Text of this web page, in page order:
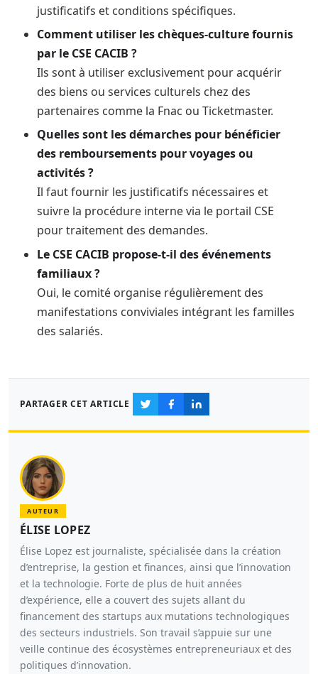
justificatifs et conditions spécifiques.
Comment utiliser les chèques-culture fournis
par le CSE CACIB ?
Ils sont à utiliser exclusivement pour acquérir
des biens ou services culturels chez des
partenaires comme la Fnac ou Ticketmaster.
Quelles sont les démarches pour bénéficier
des remboursements pour voyages ou
activités ?
Il faut fournir les justificatifs nécessaires et
suivre la procédure interne via le portail CSE
pour traitement des demandes.
Le CSE CACIB propose-t-il des événements
familiaux ?
Oui, le comité organise régulièrement des
manifestations conviviales intégrant les familles
des salariés.
PARTAGER CET ARTICLE
AUTEUR
ÉLISE LOPEZ
Élise Lopez est journaliste, spécialisée dans la création
d’entreprise, la gestion et finances, ainsi que l’innovation
et la technologie. Forte de plus de huit années
d’expérience, elle a couvert des sujets allant du
financement des startups aux mutations technologiques
des secteurs industriels. Son travail s’appuie sur une
veille continue des écosystèmes entrepreneuriaux et des
politiques d’innovation.